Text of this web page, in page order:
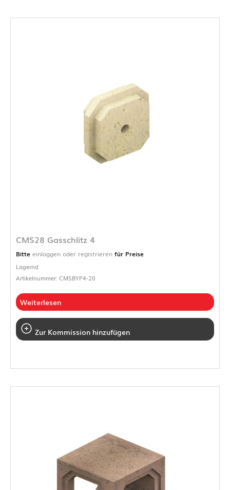
CMS28 Gasschlitz 4
Bitte einloggen oder registrieren für Preise
Lagernd
Artikelnummer: CMSBYP4-20
Weiterlesen
Zur Kommission hinzufügen